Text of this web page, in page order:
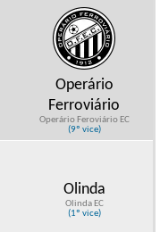
Operário
Ferroviário
Operário Feroviário EC
(9º vice)
Olinda
Olinda EC
(1º vice)